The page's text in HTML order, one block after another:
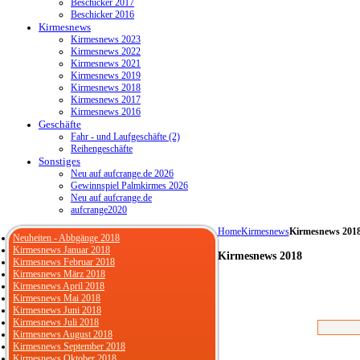
Beschicker 2017
Beschicker 2016
Kirmesnews
Kirmesnews 2023
Kirmesnews 2022
Kirmesnews 2021
Kirmesnews 2019
Kirmesnews 2018
Kirmesnews 2017
Kirmesnews 2016
Geschäfte
Fahr - und Laufgeschäfte (2)
Reihengeschäfte
Sonstiges
Neu auf aufcrange.de 2026
Gewinnspiel Palmkirmes 2026
Neu auf aufcrange.de
aufcrange2020
HomeKirmesnewsKirmesnews
Kirmesnews 2018
Neuheiten - Abbgänge 2018
Kirmesnews Januar 2018
Kirmesnews Februar 2018
Kirmesnews März 2018
Kirmesnews April 2018
Kirmesnews Mai 2018
Kirmesnews Juni 2018
Kirmesnews Juli 2018
Kirmesnews August 2018
Kirmesnews September 2018